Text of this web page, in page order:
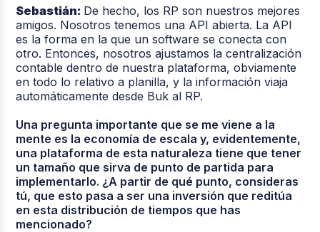
Sebastián: De hecho, los RP son nuestros mejores
amigos. Nosotros tenemos una API abierta. La API
es la forma en la que un software se conecta con
otro. Entonces, nosotros ajustamos la centralización
contable dentro de nuestra plataforma, obviamente
en todo lo relativo a planilla, y la información viaja
automáticamente desde Buk al RP.
Una pregunta importante que se me viene a la
mente es la economía de escala y, evidentemente,
una plataforma de esta naturaleza tiene que tener
un tamaño que sirva de punto de partida para
implementarlo. ¿A partir de qué punto, consideras
tú, que esto pasa a ser una inversión que reditúa
en esta distribución de tiempos que has
mencionado?